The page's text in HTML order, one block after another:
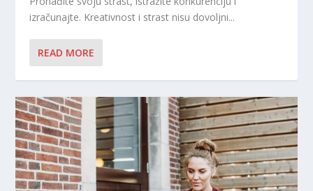
izračunajte. Kreativnost i strast nisu dovoljni...
READ MORE